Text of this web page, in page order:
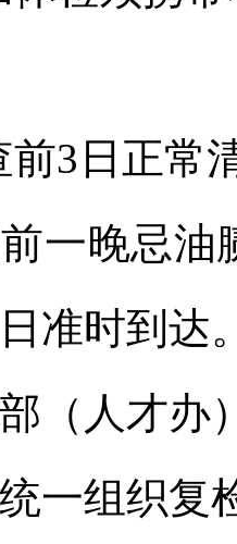
前3日正常
一晚忌油
准时到达
（人才办
一组织复